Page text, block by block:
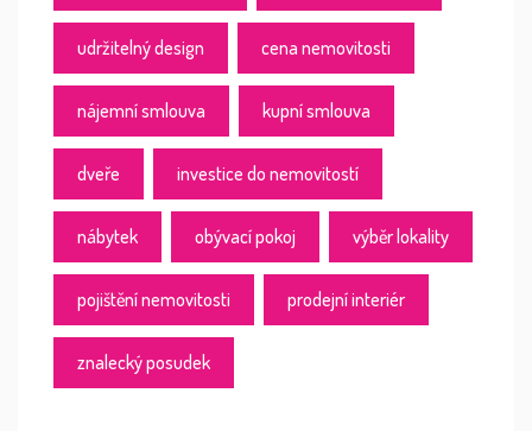
udržitelný design cena nemovitosti
nájemní smlouva kupní smlouva
dveře investice do nemovitostí
nábytek obývací pokoj výběr lokality
pojištění nemovitosti prodejní interiér
znalecký posudek